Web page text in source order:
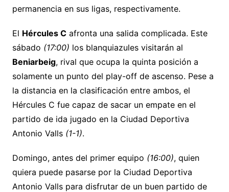
permanencia en sus ligas, respectivamente.
El Hércules Cafronta una salida complicada. Este
sábado (17:00) los blanquiazules visitarán al
Beniarbeig, rival que ocupa la quinta posición a
solamente un punto del play-off de ascenso. Pese a
la distancia en la clasificación entre ambos, el
Hércules C fue capaz de sacar un empate en el
partido de ida jugado en la Ciudad Deportiva
Antonio Valls (1-1).
Domingo, antes del primer equipo (16:00), quien
quiera puede pasarse por la Ciudad Deportiva
Antonio Valls para disfrutar de un buen partido de